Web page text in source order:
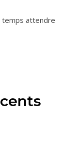
temps attendre